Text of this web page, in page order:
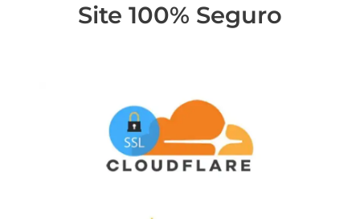
Site 100% Seguro